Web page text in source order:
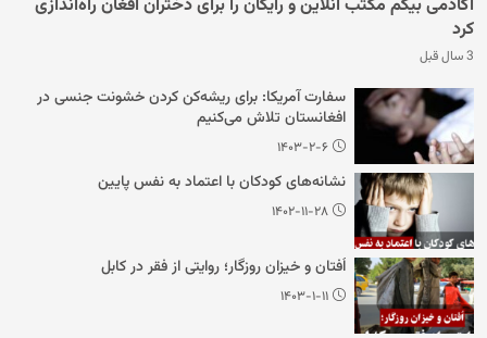
آکادمی بیگم مکتب آنلاین و رایگان را برای دختران افغان راه‌اندازی
کرد
3 سال قبل
سفارت آمریکا: برای ریشه‌کن کردن خشونت جنسی در
افغانستان تلاش می‌کنیم
۱۴۰۳-۲-۶
نشانه‌های کودکان با اعتماد به نفس پایین
۱۴۰۲-۱۱-۲۸
اُفتان و خیزان روزگار؛ روایتی از فقر در کابل
۱۴۰۳-۱-۱۱